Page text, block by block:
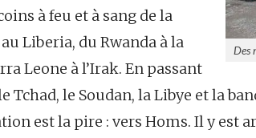
Des
à feu et à sang de la
Liberia, du Rwanda à la
Leone à l’Irak. En passant
Tchad, le Soudan, la Libye et la
est la pire : vers Homs. Il y est